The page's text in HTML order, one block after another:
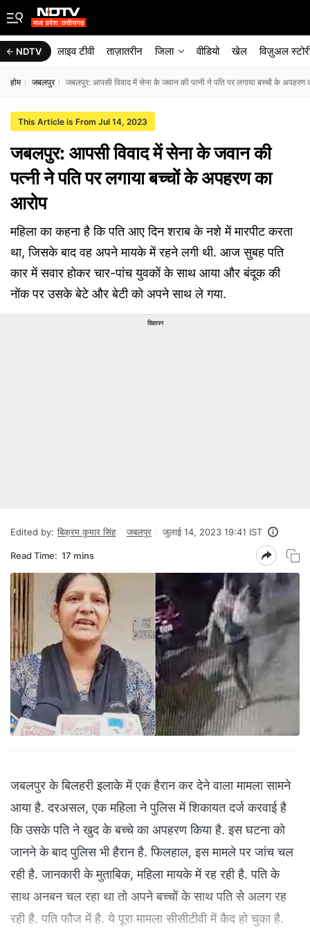
NDTV लाइव टीवी ताज़ातरीन जिला वीडियो खेल विज़ुअल
होम जबलपुर जबलपुर: आपसी विवाद में सेना के जवान की पत्नी ने पति पर लगाया बच्चों के अपहरण
This Article is From Jul 14, 2023
जबलपुर: आपसी विवाद में सेना के जवान की
पत्नी ने पति पर लगाया बच्चों के अपहरण का
आरोप
महिला का कहना है कि पति आए दिन शराब के नशे में मारपीट करता
था, जिसके बाद वह अपने मायके में रहने लगी थी. आज सुबह पति
कार में सवार होकर चार-पांच युवकों के साथ आया और बंदूक की
नोंक पर उसके बेटे और बेटी को अपने साथ ले गया.
विज्ञापन
Edited by: बिक्रम कुमार सिंह जबलपुर जुलाई 14, 2023 19:41 IST
Read Time: 17 mins
जबलपुर के बिलहरी इलाके में एक हैरान कर देने वाला मामला सामने
आया है. दरअसल, एक महिला ने पुलिस में शिकायत दर्ज करवाई है
कि उसके पति ने खुद के बच्चे का अपहरण किया है. इस घटना को
जानने के बाद पुलिस भी हैरान है. फिलहाल, इस मामले पर जांच चल
रही है. जानकारी के मुताबिक, महिला मायके में रह रही है. पति के
साथ अनबन चल रहा था तो अपने बच्चों के साथ पति से अलग रह
रही है. पति फौज में है. ये पूरा मामला सीसीटीवी में कैद हो चुका है.